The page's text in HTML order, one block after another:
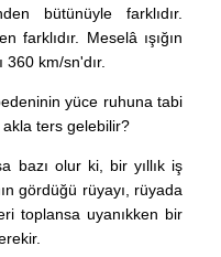
bütünüyle farklıdır.
farklıdır. Meselâ ışığın
360 km/sn'dır.
yüce ruhuna tabi
akla ters gelebilir?
bazı olur ki, bir yıllık iş
gördüğü rüyayı, rüyada
toplansa uyanıkken bir